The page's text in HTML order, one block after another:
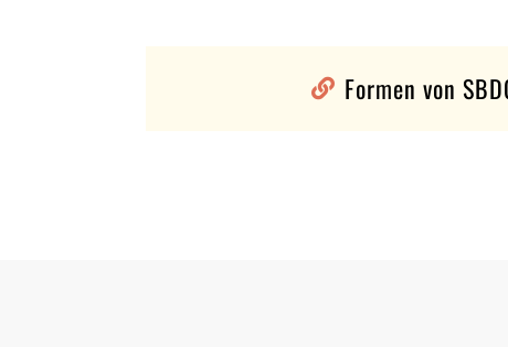
 Formen von